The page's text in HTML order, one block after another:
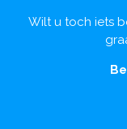
Wilt u toch iets